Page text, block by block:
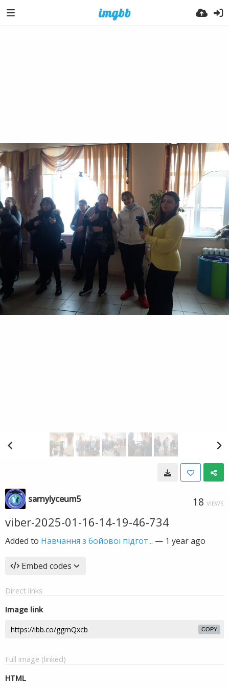
sarnylyceum5 18 VIEWS
viber-2025-01-16-14-19-46-734
Added to Навчання з бойової підгот... — 1 year ago
Embed codes
Direct links
Image link
COPY
Full image (linked)
HTML